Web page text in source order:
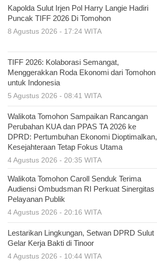
Kapolda Sulut Irjen Pol Harry Langie Hadiri
Puncak TIFF 2026 Di Tomohon
8 Agustus 2026 - 17:24 WITA
TIFF 2026: Kolaborasi Semangat,
Menggerakkan Roda Ekonomi dari Tomohon
untuk Indonesia
5 Agustus 2026 - 08:41 WITA
Walikota Tomohon Sampaikan Rancangan
Perubahan KUA dan PPAS TA 2026 ke
DPRD: Pertumbuhan Ekonomi Dioptimalkan,
Kesejahteraan Tetap Fokus Utama
4 Agustus 2026 - 20:35 WITA
Walikota Tomohon Caroll Senduk Terima
Audiensi Ombudsman RI Perkuat Sinergitas
Pelayanan Publik
4 Agustus 2026 - 20:16 WITA
Lestarikan Lingkungan, Setwan DPRD Sulut
Gelar Kerja Bakti di Tinoor
4 Agustus 2026 - 10:44 WITA